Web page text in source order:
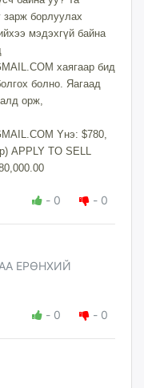
зарж борлуулах
мэдэхгүй байна
хаягаар бид
болно. Яагаад
орж,
Yнэ: $780,
APPLY TO SELL
- 0 - 0
ЕРӨНХИЙ
- 0 - 0